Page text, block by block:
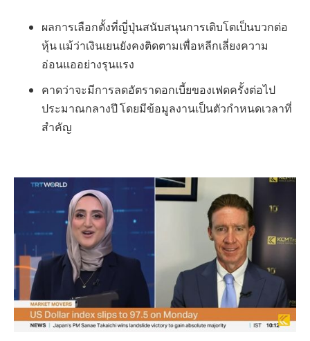
ผลการเลือกตั้งที่ญี่ปุ่นสนับสนุนการเติบโตเป็นบวกต่อ
หุ้น แม้ว่าเงินเยนยังคงติดตามเพื่อหลีกเลี่ยงความ
อ่อนแออย่างรุนแรง
คาดว่าจะมีการลดอัตราดอกเบี้ยของเฟดครั้งต่อไป
ประมาณกลางปี โดยมีข้อมูลงานเป็นตัวกำหนดเวลาที่
สำคัญ